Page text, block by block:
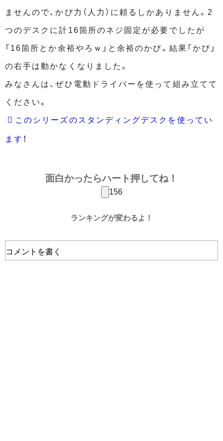
ませんので、かぴ力（人力）に頼るしかありません。2
つのデスクに計16箇所のネジ固定が必要でしたが
「16箇所とか余裕やろｗ」と余裕のかぴ。結果「かぴ」
の右手は動かなくなりました。
みなさんは、ぜひ電動ドライバーを使って組み立てて
ください。
このシリーズのスタンディングデスクを使ってい
ます！
面白かったらハート押してね！
156
ランキングが変わるよ！
コメントを書く